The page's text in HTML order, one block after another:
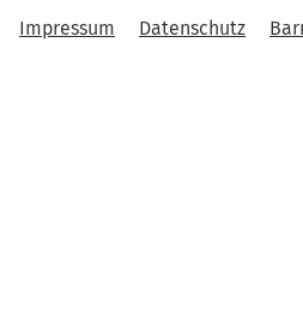
Impressum Datenschutz